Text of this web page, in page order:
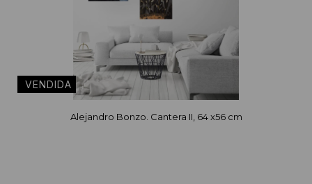
Alejandro Bonzo. Cantera II, 64 x56 cm